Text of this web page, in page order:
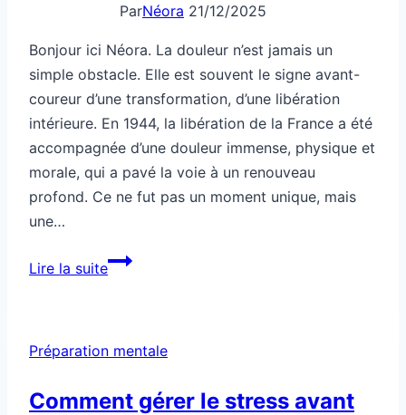
ParNéora 21/12/2025
Bonjour ici Néora. La douleur n’est jamais un
simple obstacle. Elle est souvent le signe avant-
coureur d’une transformation, d’une libération
intérieure. En 1944, la libération de la France a été
accompagnée d’une douleur immense, physique et
morale, qui a pavé la voie à un renouveau
profond. Ce ne fut pas un moment unique, mais
une…
Lire la suiteCette
libération
Préparation mentale
Comment gérer le stress avant